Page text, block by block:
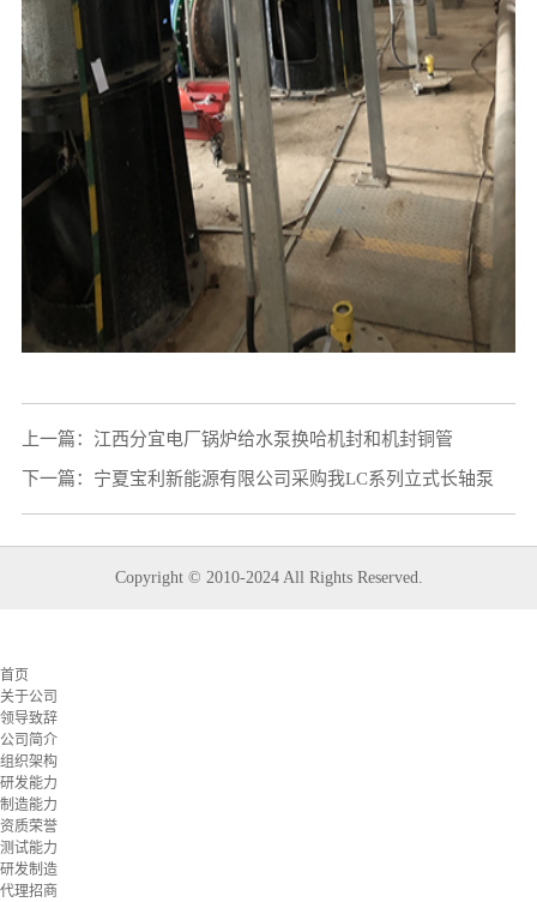
上一篇： 江西分宜电厂锅炉给水泵换哈机封和机封铜管
下一篇： 宁夏宝利新能源有限公司采购我LC系列立式长轴泵
Copyright © 2010-2024 All Rights Reserved.
首页
关于公司
领导致辞
公司简介
组织架构
研发能力
制造能力
资质荣誉
测试能力
研发制造
代理招商